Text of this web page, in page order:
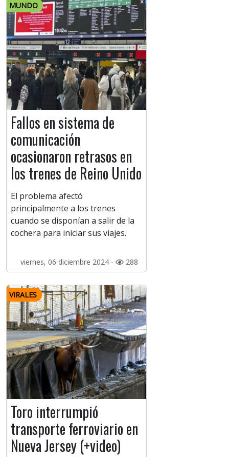
MUNDO
Fallos en sistema de
comunicación
ocasionaron retrasos en
los trenes de Reino Unido
El problema afectó
principalmente a los trenes
cuando se disponían a salir de la
cochera para iniciar sus viajes.
viernes, 06 diciembre 2024 - 288
VIRALES
Toro interrumpió
transporte ferroviario en
Nueva Jersey (+video)